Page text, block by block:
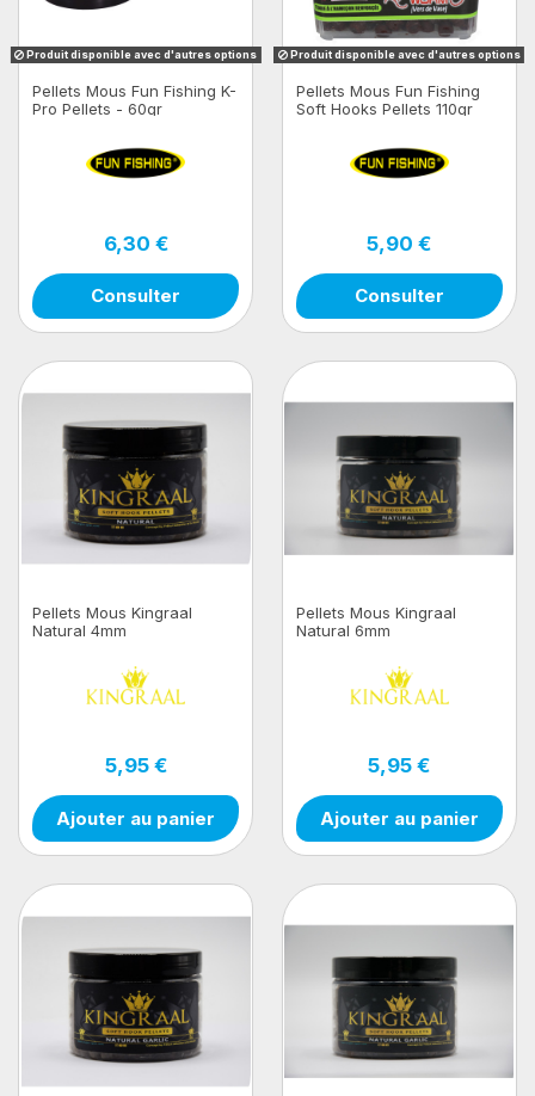
Produit disponible avec d'autres options
Pellets Mous Fun Fishing K-
Pro Pellets - 60gr
6,30 €
Consulter
Produit disponible avec d'autres options
Pellets Mous Fun Fishing
Soft Hooks Pellets 110gr
5,90 €
Consulter
Pellets Mous Kingraal
Natural 4mm
5,95 €
Ajouter au panier
Pellets Mous Kingraal
Natural 6mm
5,95 €
Ajouter au panier